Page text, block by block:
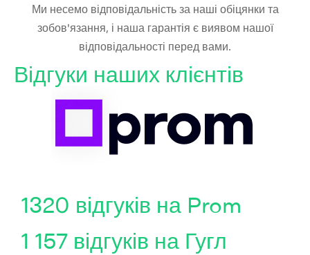
Ми несемо відповідальність за наші обіцянки та
зобов'язання, і наша гарантія є виявом нашої
відповідальності перед вами.
Відгуки наших клієнтів
1320 відгуків на Prom
1 157 відгуків на Гугл